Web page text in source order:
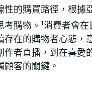
性的購買路徑，根據
購物。 1消費者會在
存在的購物者心態
作者直播，到在喜愛
客的關鍵。